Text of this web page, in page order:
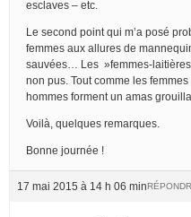
esclaves – etc.
Le second point qui m’a posé
femmes aux allures de
sauvées… Les »femmes-
non pus. Tout comme les
hommes forment un amas
Voilà, quelques remarques.
Bonne journée !
17 mai 2015 à 14 h 06 min